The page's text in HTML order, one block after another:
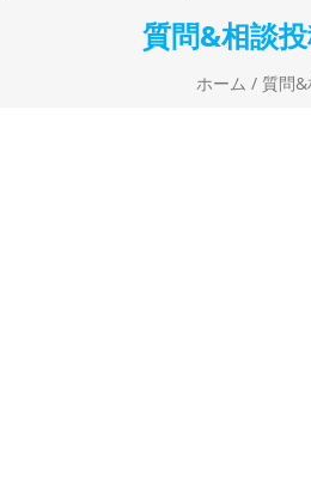
質問&相談
ホーム / 質問&